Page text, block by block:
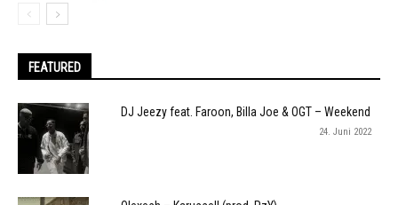
FEATURED
DJ Jeezy feat. Faroon, Billa Joe & OGT – Weekend
24. Juni 2022